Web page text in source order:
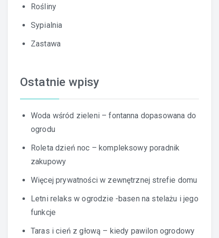
Rośliny
Sypialnia
Zastawa
Ostatnie wpisy
Woda wśród zieleni – fontanna dopasowana do
ogrodu
Roleta dzień noc – kompleksowy poradnik
zakupowy
Więcej prywatności w zewnętrznej strefie domu
Letni relaks w ogrodzie -basen na stelażu i jego
funkcje
Taras i cień z głową – kiedy pawilon ogrodowy